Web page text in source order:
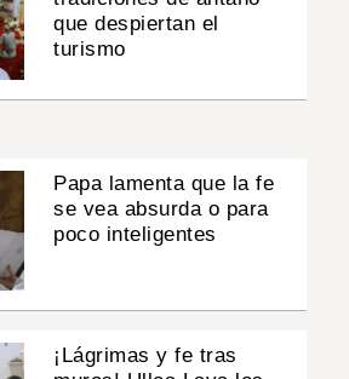
que despiertan el
turismo
Papa lamenta que la fe
se vea absurda o para
poco inteligentes
¡Lágrimas y fe tras